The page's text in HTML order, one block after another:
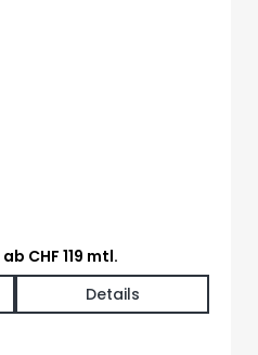
ab CHF 119 mtl.
Details